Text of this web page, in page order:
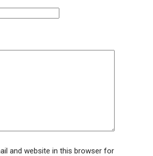
and website in this browser for